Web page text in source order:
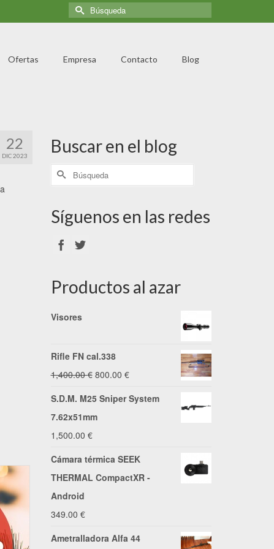
Ofertas Empresa Contacto Blog
22
DIC 2023 Buscar en el blog
Síguenos en las redes
Productos al azar
Visores
Rifle FN cal.338
1,400.00€ El
precio
800.00 €El
precio
S.D.M. M25 Sniper System
7.62x51mm
1,500.00 €
Cámara térmica SEEK
THERMAL CompactXR -
Android
349.00 €
Ametralladora Alfa 44